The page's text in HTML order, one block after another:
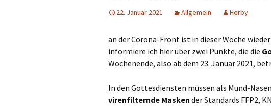
Gottesdienstplan
Hygienekonzept
für das Josefshaus
L&K Pläne
Lesung & Evangelium
22. Januar 2021 Allgemein Herby
an der Corona-Front ist in dieser Woche
informiere ich hier über zwei Punkte, die die
Wochenende, also ab dem 23. Januar 2021,
In den Gottesdiensten müssen als Mund-
virenfilternde Masken der Standards FFP2,